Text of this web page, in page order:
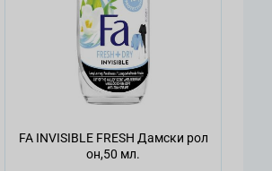
FA INVISIBLE FRESH Дамски рол
он,50 мл.